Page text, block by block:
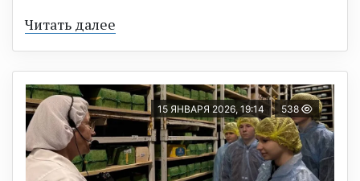
Читать далее
15 ЯНВАРЯ 2026, 19:14 538